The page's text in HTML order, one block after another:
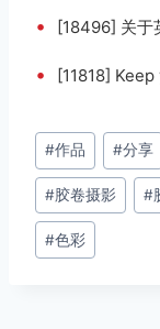
• [18496] 关于
• [11818]
文
章
标
签：
#作品 #分享
#胶卷摄影 #
#色彩